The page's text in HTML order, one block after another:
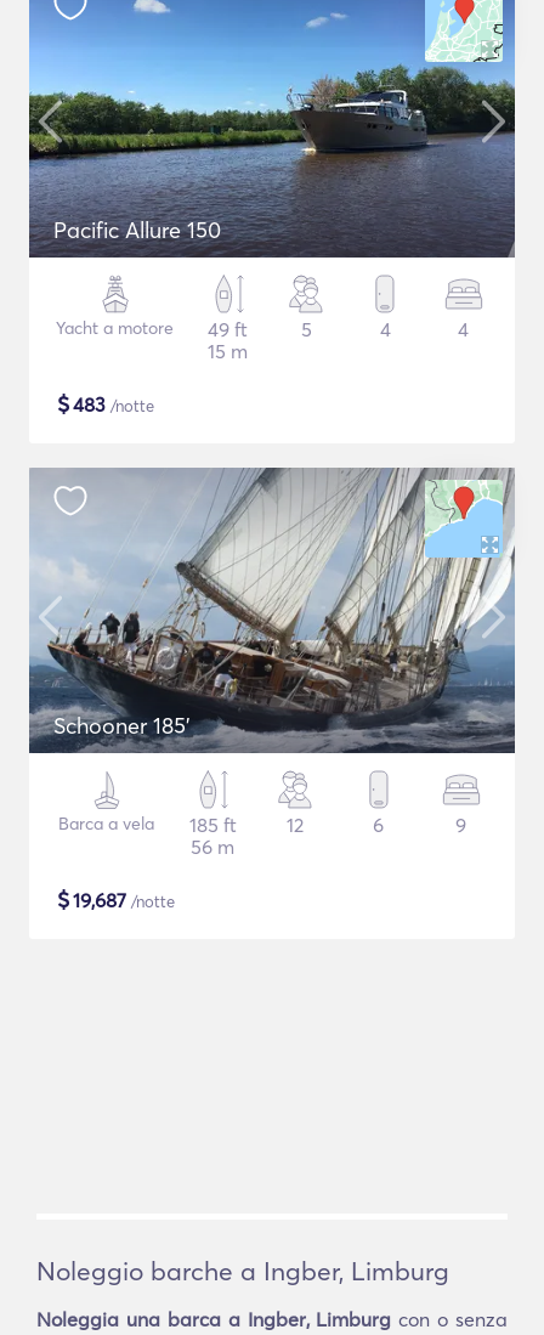
Pacific Allure 150
Yacht a motore
49 ft
15 m
5 4 4
$483 /notte
Schooner 185'
Barca a vela
185 ft
56 m
12 6 9
$19,687 /notte
Noleggio barche a Ingber, Limburg
Noleggia una barca a Ingber, Limburg con o senza